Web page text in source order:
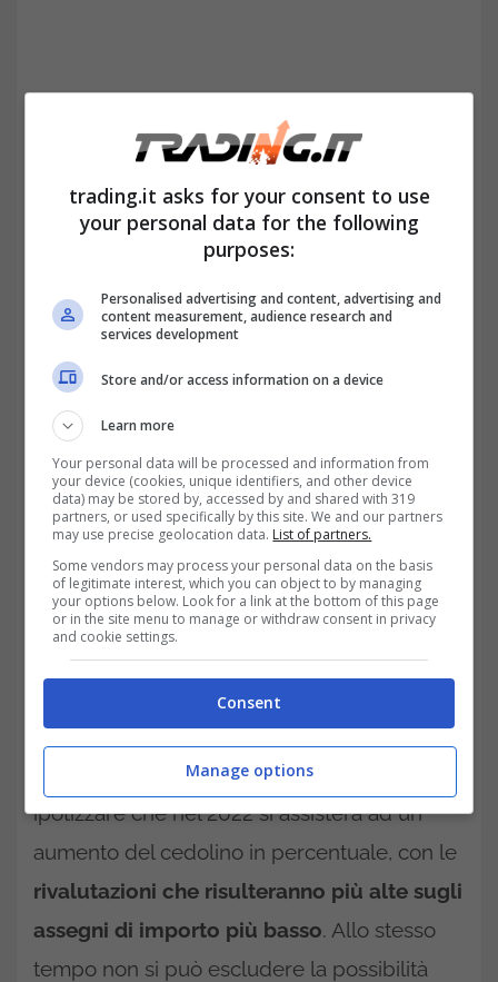
c’è chi rischia la sospensione della
pensione per un anno, sono in molti a voler
sapere se con l’arrivo del 2022 potranno o
meno beneficiare di un trattamento
pensionistico più ricco. Visto l’aumento
dell’inflazione, infatti, si attende che l’Inps
provveda allarivalutazione delle pensioni
Questo al fine di adeguare tali trattamenti
economici al costo della vita. A tal proposito
è bene sapere che ancora nulla è ufficiale in
merito. Per avere la certezza di tale
aumento, infatti, bisogna attendere
In linea di massima, comunque, è possibile
ipotizzare che nel 2022 si assisterà ad un
aumento del cedolino in percentuale, con le
rivalutazioni che risulteranno più alte sugli
assegni di importo più basso. Allo stesso
tempo non si può escludere la possibilità
trading.it asks for your consent to use
your personal data for the following
purposes:
Personalised advertising and content, advertising and
content measurement, audience research and
services development
Store and/or access information on a device
Learn more
Your personal data will be processed and information from
your device (cookies, unique identifiers, and other device
data) may be stored by, accessed by and shared with 319
partners, or used specifically by this site. We and our partners
may use precise geolocation data. List of partners.
Some vendors may process your personal data on the basis
of legitimate interest, which you can object to by managing
your options below. Look for a link at the bottom of this page
or in the site menu to manage or withdraw consent in privacy
and cookie settings.
Consent
Manage options